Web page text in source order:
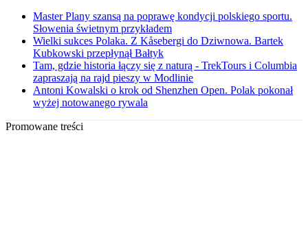
Master Plany szansą na poprawę kondycji polskiego sportu.
Słowenia świetnym przykładem
Wielki sukces Polaka. Z Kåsebergi do Dziwnowa. Bartek
Kubkowski przepłynął Bałtyk
Tam, gdzie historia łączy się z naturą - TrekTours i Columbia
zapraszają na rajd pieszy w Modlinie
Antoni Kowalski o krok od Shenzhen Open. Polak pokonał
wyżej notowanego rywala
Promowane treści